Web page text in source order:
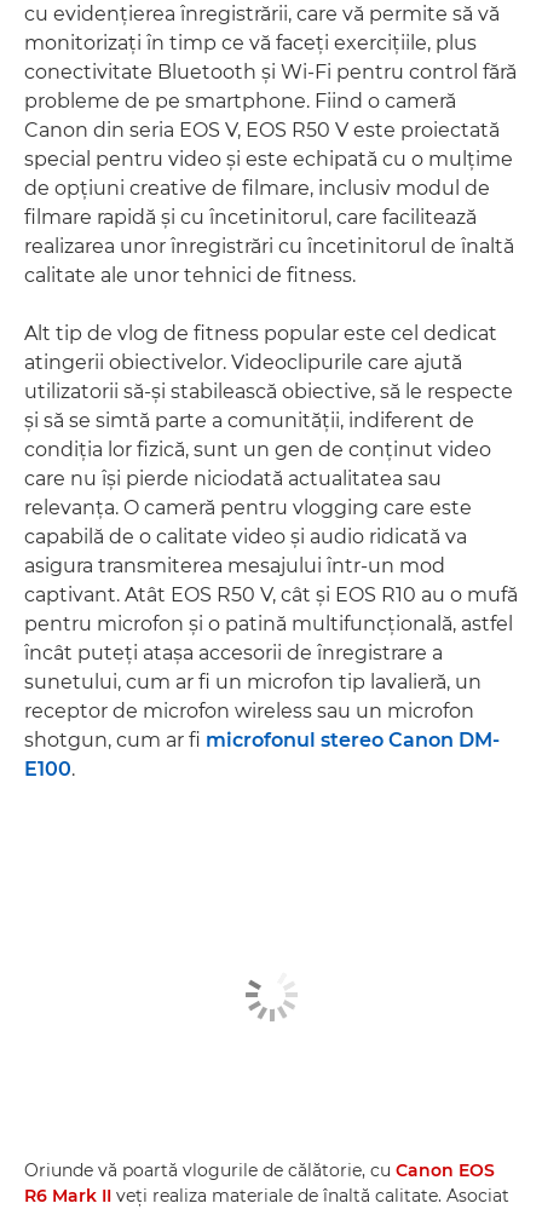
cu evidenţierea înregistrării, care vă permite să vă
monitorizaţi în timp ce vă faceţi exerciţiile, plus
conectivitate Bluetooth şi Wi-Fi pentru control fără
probleme de pe smartphone. Fiind o cameră
Canon din seria EOS V, EOS R50 V este proiectată
special pentru video şi este echipată cu o mulţime
de opţiuni creative de filmare, inclusiv modul de
filmare rapidă şi cu încetinitorul, care facilitează
realizarea unor înregistrări cu încetinitorul de înaltă
calitate ale unor tehnici de fitness.
Alt tip de vlog de fitness popular este cel dedicat
atingerii obiectivelor. Videoclipurile care ajută
utilizatorii să-şi stabilească obiective, să le respecte
şi să se simtă parte a comunităţii, indiferent de
condiţia lor fizică, sunt un gen de conţinut video
care nu îşi pierde niciodată actualitatea sau
relevanţa. O cameră pentru vlogging care este
capabilă de o calitate video şi audio ridicată va
asigura transmiterea mesajului într-un mod
captivant. Atât EOS R50 V, cât şi EOS R10 au o mufă
pentru microfon şi o patină multifuncţională, astfel
încât puteţi ataşa accesorii de înregistrare a
sunetului, cum ar fi un microfon tip lavalieră, un
receptor de microfon wireless sau un microfon
shotgun, cum ar fi microfonul stereo Canon DM-
E100.
Oriunde vă poartă vlogurile de călătorie, cu Canon EOS
R6 Mark II veţi realiza materiale de înaltă calitate. Asociat